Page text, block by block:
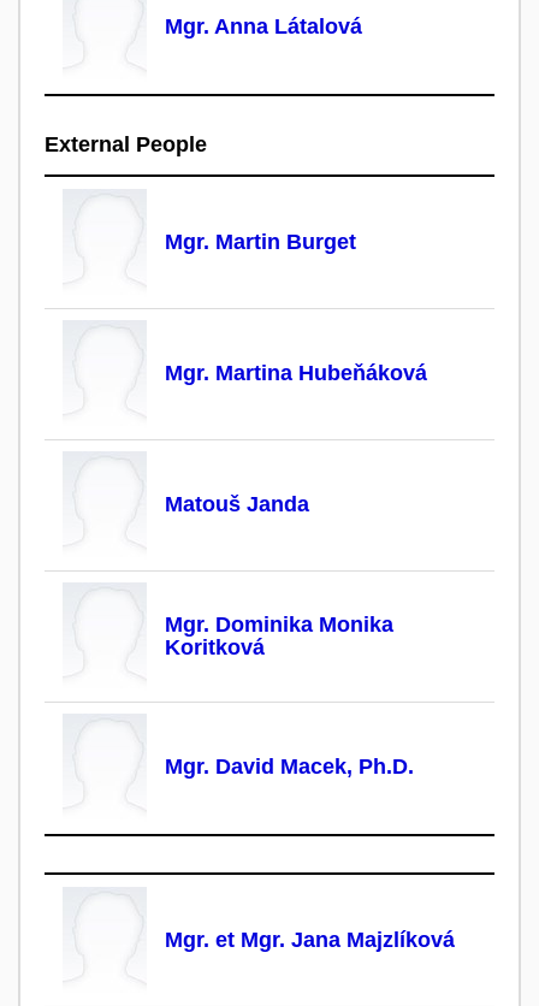
Mgr. Anna Látalová
External People
Mgr. Martin Burget
Mgr. Martina Hubeňáková
Matouš Janda
Mgr. Dominika Monika
Koritková
Mgr. David Macek, Ph.D.
Mgr. et Mgr. Jana Majzlíková